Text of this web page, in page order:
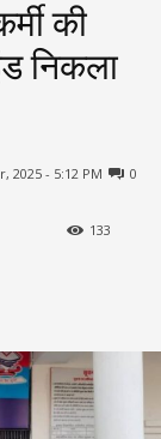
की
निकला
2025 - 5:12 PM 0
133